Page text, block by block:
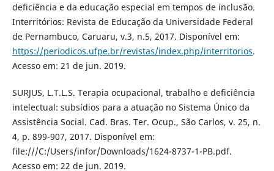
deficiência e da educação especial em tempos de inclusão.
Interritórios: Revista de Educação da Universidade Federal
de Pernambuco, Caruaru, v.3, n.5, 2017. Disponível em:
https://periodicos.ufpe.br/revistas/index.php/interritorios.
Acesso em: 21 de jun. 2019.
SURJUS, L.T.L.S. Terapia ocupacional, trabalho e deficiência
intelectual: subsídios para a atuação no Sistema Único da
Assistência Social. Cad. Bras. Ter. Ocup., São Carlos, v. 25, n.
4, p. 899-907, 2017. Disponível em:
file:///C:/Users/infor/Downloads/1624-8737-1-PB.pdf.
Acesso em: 22 de jun. 2019.